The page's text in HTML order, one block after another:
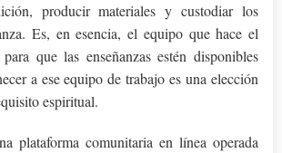
producir materiales y custodiar los
Es, en esencia, el equipo que hace el
que las enseñanzas estén disponibles
a ese equipo de trabajo es una elección
espiritual.
plataforma comunitaria en línea operada